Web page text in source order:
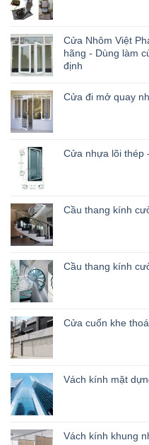
Cửa Nhôm Việt
hãng - Dùng làm
định
Cửa đi mở quay
Cửa nhựa lõi thép
Cầu thang kính
Cầu thang kính
Cửa cuốn khe
Vách kính mặt
Vách kính khung